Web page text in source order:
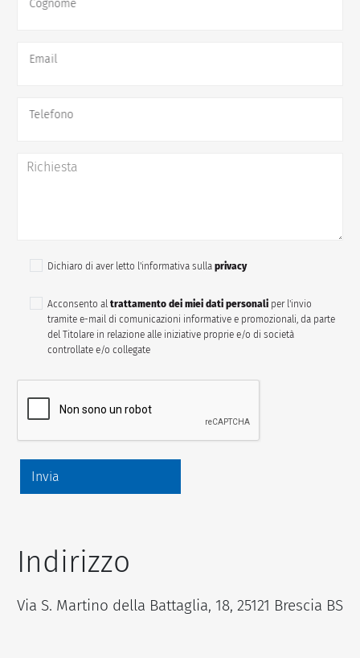
Indirizzo
Via S. Martino della Battaglia, 18, 25121 Brescia BS
Cognome
Email
Telefono
Dichiaro di aver letto l'informativa sulla privacy
Acconsento al trattamento dei miei dati personali per l'invio
tramite e-mail di comunicazioni informative e promozionali, da parte
del Titolare in relazione alle iniziative proprie e/o di società
controllate e/o collegate
Invia